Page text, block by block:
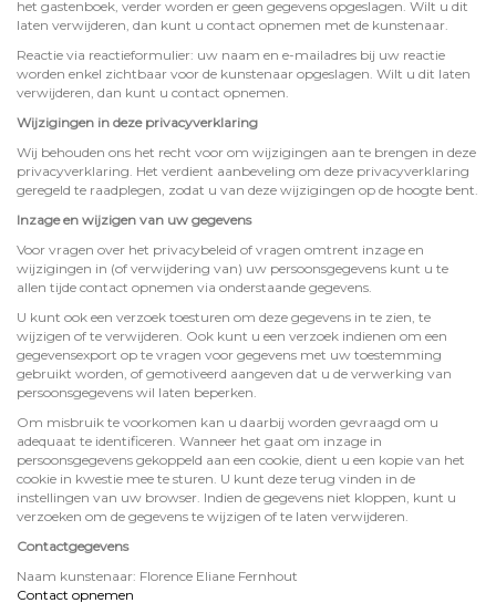
het gastenboek, verder worden er geen gegevens opgeslagen. Wilt u dit
laten verwijderen, dan kunt u contact opnemen met de kunstenaar.
Reactie via reactieformulier: uw naam en e-mailadres bij uw reactie
worden enkel zichtbaar voor de kunstenaar opgeslagen. Wilt u dit laten
verwijderen, dan kunt u contact opnemen.
Wijzigingen in deze privacyverklaring
Wij behouden ons het recht voor om wijzigingen aan te brengen in deze
privacyverklaring. Het verdient aanbeveling om deze privacyverklaring
geregeld te raadplegen, zodat u van deze wijzigingen op de hoogte bent.
Inzage en wijzigen van uw gegevens
Voor vragen over het privacybeleid of vragen omtrent inzage en
wijzigingen in (of verwijdering van) uw persoonsgegevens kunt u te
allen tijde contact opnemen via onderstaande gegevens.
U kunt ook een verzoek toesturen om deze gegevens in te zien, te
wijzigen of te verwijderen. Ook kunt u een verzoek indienen om een
gegevensexport op te vragen voor gegevens met uw toestemming
gebruikt worden, of gemotiveerd aangeven dat u de verwerking van
persoonsgegevens wil laten beperken.
Om misbruik te voorkomen kan u daarbij worden gevraagd om u
adequaat te identificeren. Wanneer het gaat om inzage in
persoonsgegevens gekoppeld aan een cookie, dient u een kopie van het
cookie in kwestie mee te sturen. U kunt deze terug vinden in de
instellingen van uw browser. Indien de gegevens niet kloppen, kunt u
verzoeken om de gegevens te wijzigen of te laten verwijderen.
Contactgegevens
Naam kunstenaar: Florence Eliane Fernhout
Contact opnemen